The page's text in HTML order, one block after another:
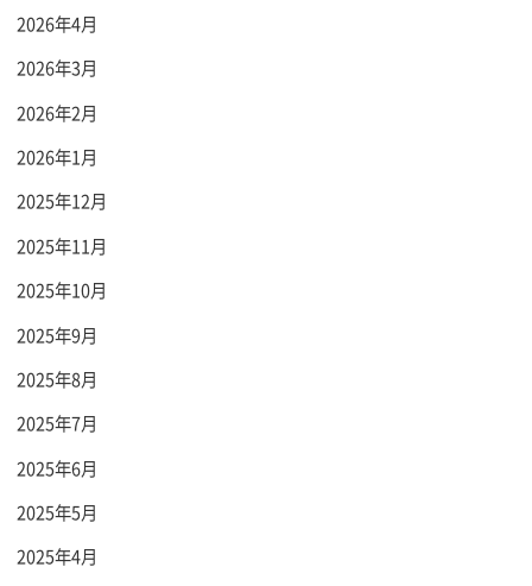
2026年4月
2026年3月
2026年2月
2026年1月
2025年12月
2025年11月
2025年10月
2025年9月
2025年8月
2025年7月
2025年6月
2025年5月
2025年4月